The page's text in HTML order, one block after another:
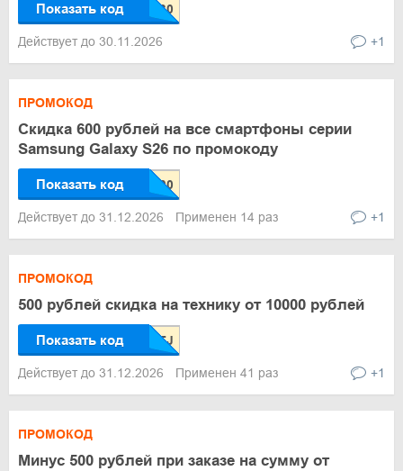
Показать код
Действует до 30.11.2026 +1
ПРОМОКОД
Скидка 600 рублей на все смартфоны серии
Samsung Galaxy S26 по промокоду
Показать код
Действует до 31.12.2026 Применен 14 раз +1
ПРОМОКОД
500 рублей скидка на технику от 10000 рублей
Показать код
Действует до 31.12.2026 Применен 41 раз +1
ПРОМОКОД
Минус 500 рублей при заказе на сумму от